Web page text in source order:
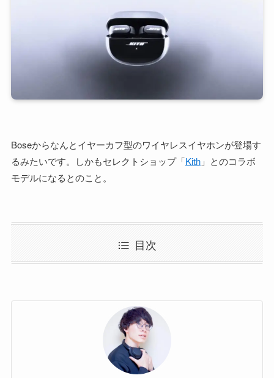
Boseからなんとイヤーカフ型のワイヤレスイヤホンが登場す
るみたいです。しかもセレクトショップ「Kith」とのコラボ
モデルになるとのこと。
目次